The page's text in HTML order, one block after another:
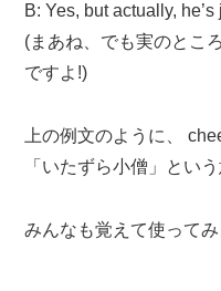
B: Yes, but actually,
(まあね、でも実のとこ
ですよ!)
上の例文のように、
「いたずら小僧」とい
みんなも覚えて使ってみ